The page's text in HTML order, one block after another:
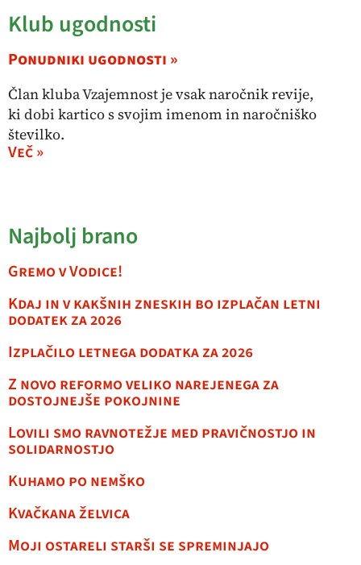
Klub ugodnosti
Ponudniki ugodnosti »
Član kluba Vzajemnost je vsak naročnik revije,
ki dobi kartico s svojim imenom in naročniško
številko.
Več »
Najbolj brano
Gremo v Vodice!
Kdaj in v kakšnih zneskih bo izplačan letni
dodatek za 2026
Izplačilo letnega dodatka za 2026
Z novo reformo veliko narejenega za
dostojnejše pokojnine
Lovili smo ravnotežje med pravičnostjo in
solidarnostjo
Kuhamo po nemško
Kvačkana želvica
Moji ostareli starši se spreminjajo